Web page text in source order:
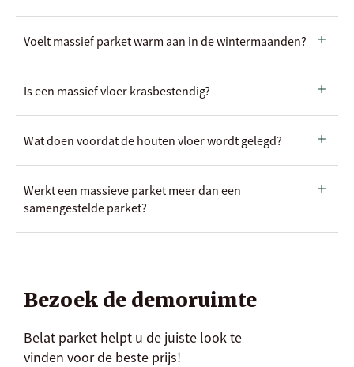
Voelt massief parket warm aan in de wintermaanden?
Is een massief vloer krasbestendig?
Wat doen voordat de houten vloer wordt gelegd?
Werkt een massieve parket meer dan een
samengestelde parket?
Bezoek de demoruimte
Belat parket helpt u de juiste look te
vinden voor de beste prijs!